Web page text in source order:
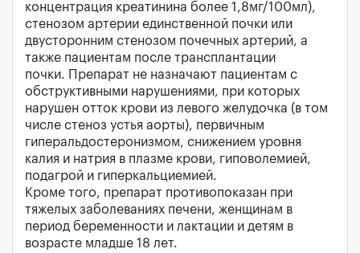
концентрация креатинина более 1,8мг/100мл),
стенозом артерии единственной почки или
двусторонним стенозом почечных артерий, а
также пациентам после трансплантации
почки. Препарат не назначают пациентам с
обструктивными нарушениями, при которых
нарушен отток крови из левого желудочка (в том
числе стеноз устья аорты), первичным
гиперальдостеронизмом, снижением уровня
калия и натрия в плазме крови, гиповолемией,
подагрой и гиперкальциемией.
Кроме того, препарат противопоказан при
тяжелых заболеваниях печени, женщинам в
период беременности и лактации и детям в
возрасте младше 18 лет.